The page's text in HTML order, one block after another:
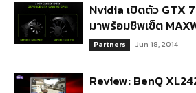
Nvidia เปิดตัว GTX
มาพร้อมชิพเซ็ต
Partners Jun 18, 2014
Review: BenQ